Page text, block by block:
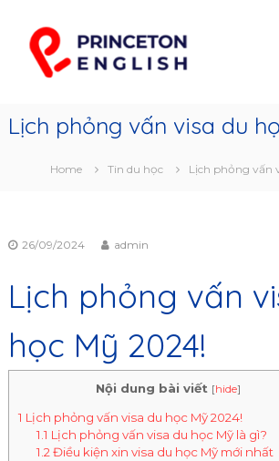
contentEnglish
Trung
du
Lịch phỏng vấn visa du
Home Tin du học Lịch phỏng vấn
26/09/2024 admin
Lịch phỏng vấn
học Mỹ 2024!
Nội dung bài viết [hide]
1 Lịch phỏng vấn visa du học Mỹ 2024!
1.1 Lịch phỏng vấn visa du học Mỹ là gì?
1.2Điều kiện xin visa du học Mỹ mới nhất